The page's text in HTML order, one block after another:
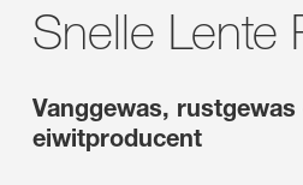
Snelle Lente
Vanggewas, rustgewas
eiwitproducent